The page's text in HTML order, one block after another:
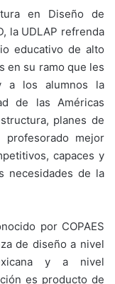
en Diseño de
la UDLAP refrenda
educativo de alto
en su ramo que les
a los alumnos la
de las Américas
planes de
mejor
capaces y
necesidades de la
por COPAES
de diseño a nivel
y a nivel
es producto de